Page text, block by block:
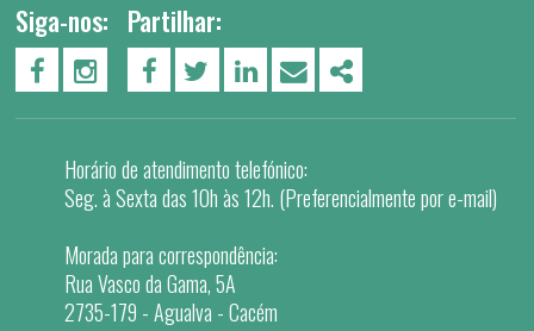
Siga-nos:
PÁGINA DO FACEBOOK
PÁGINA DO INSTAGRAM
Partilhar:
FACEBOOKTWITTERLINKEDIN
EMAIL
Horário de atendimento telefónico:
Seg. à Sexta das 10h às 12h. (Preferencialmente por e-mail)
Morada para correspondência:
Rua Vasco da Gama, 5A
2735-179 - Agualva - Cacém